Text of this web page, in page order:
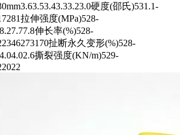
硬度(邵氏)531.1-
拉伸强度(MPa)528-
伸长率(%)528-
扯断永久变形(%)528-
撕裂强度(KN/m)529-